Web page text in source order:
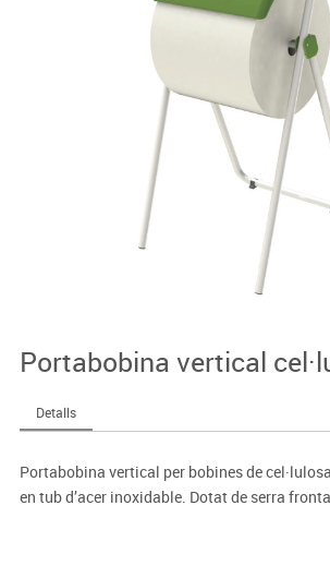
Portabobina vertical
Detalls
Portabobina vertical per bobines de
en tub d’acer inoxidable. Dotat de serra